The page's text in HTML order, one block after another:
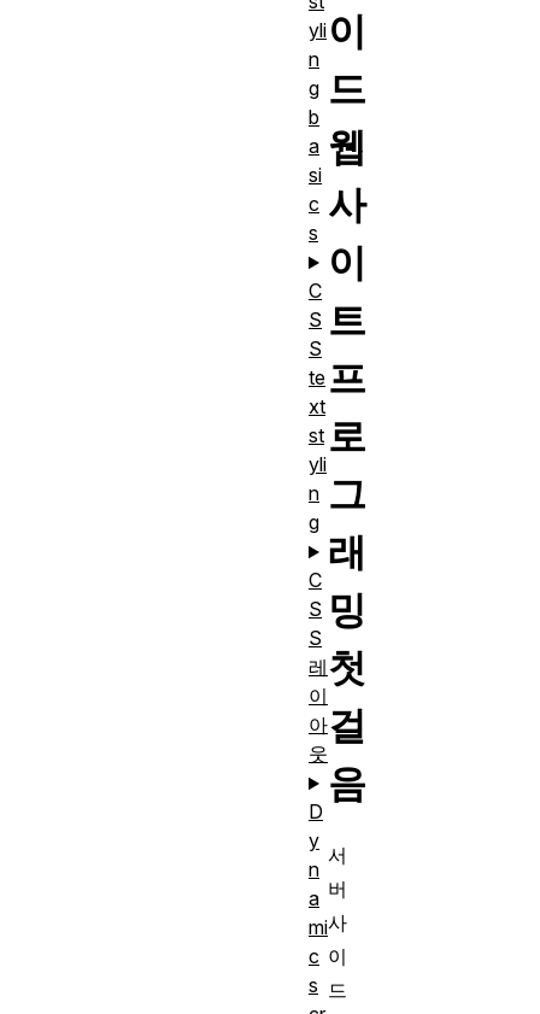
이
드
웹
사
이
트
프
로
그
래
밍
첫
걸
음
서
버
사
이
드
yli
n
g
b
a
si
c
s
C
S
S
te
xt
st
yli
n
g
C
S
S
레
이
아
웃
D
y
n
a
mi
c
s